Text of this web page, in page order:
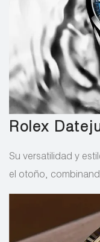
Rolex
Su versatilidad y
el otoño,